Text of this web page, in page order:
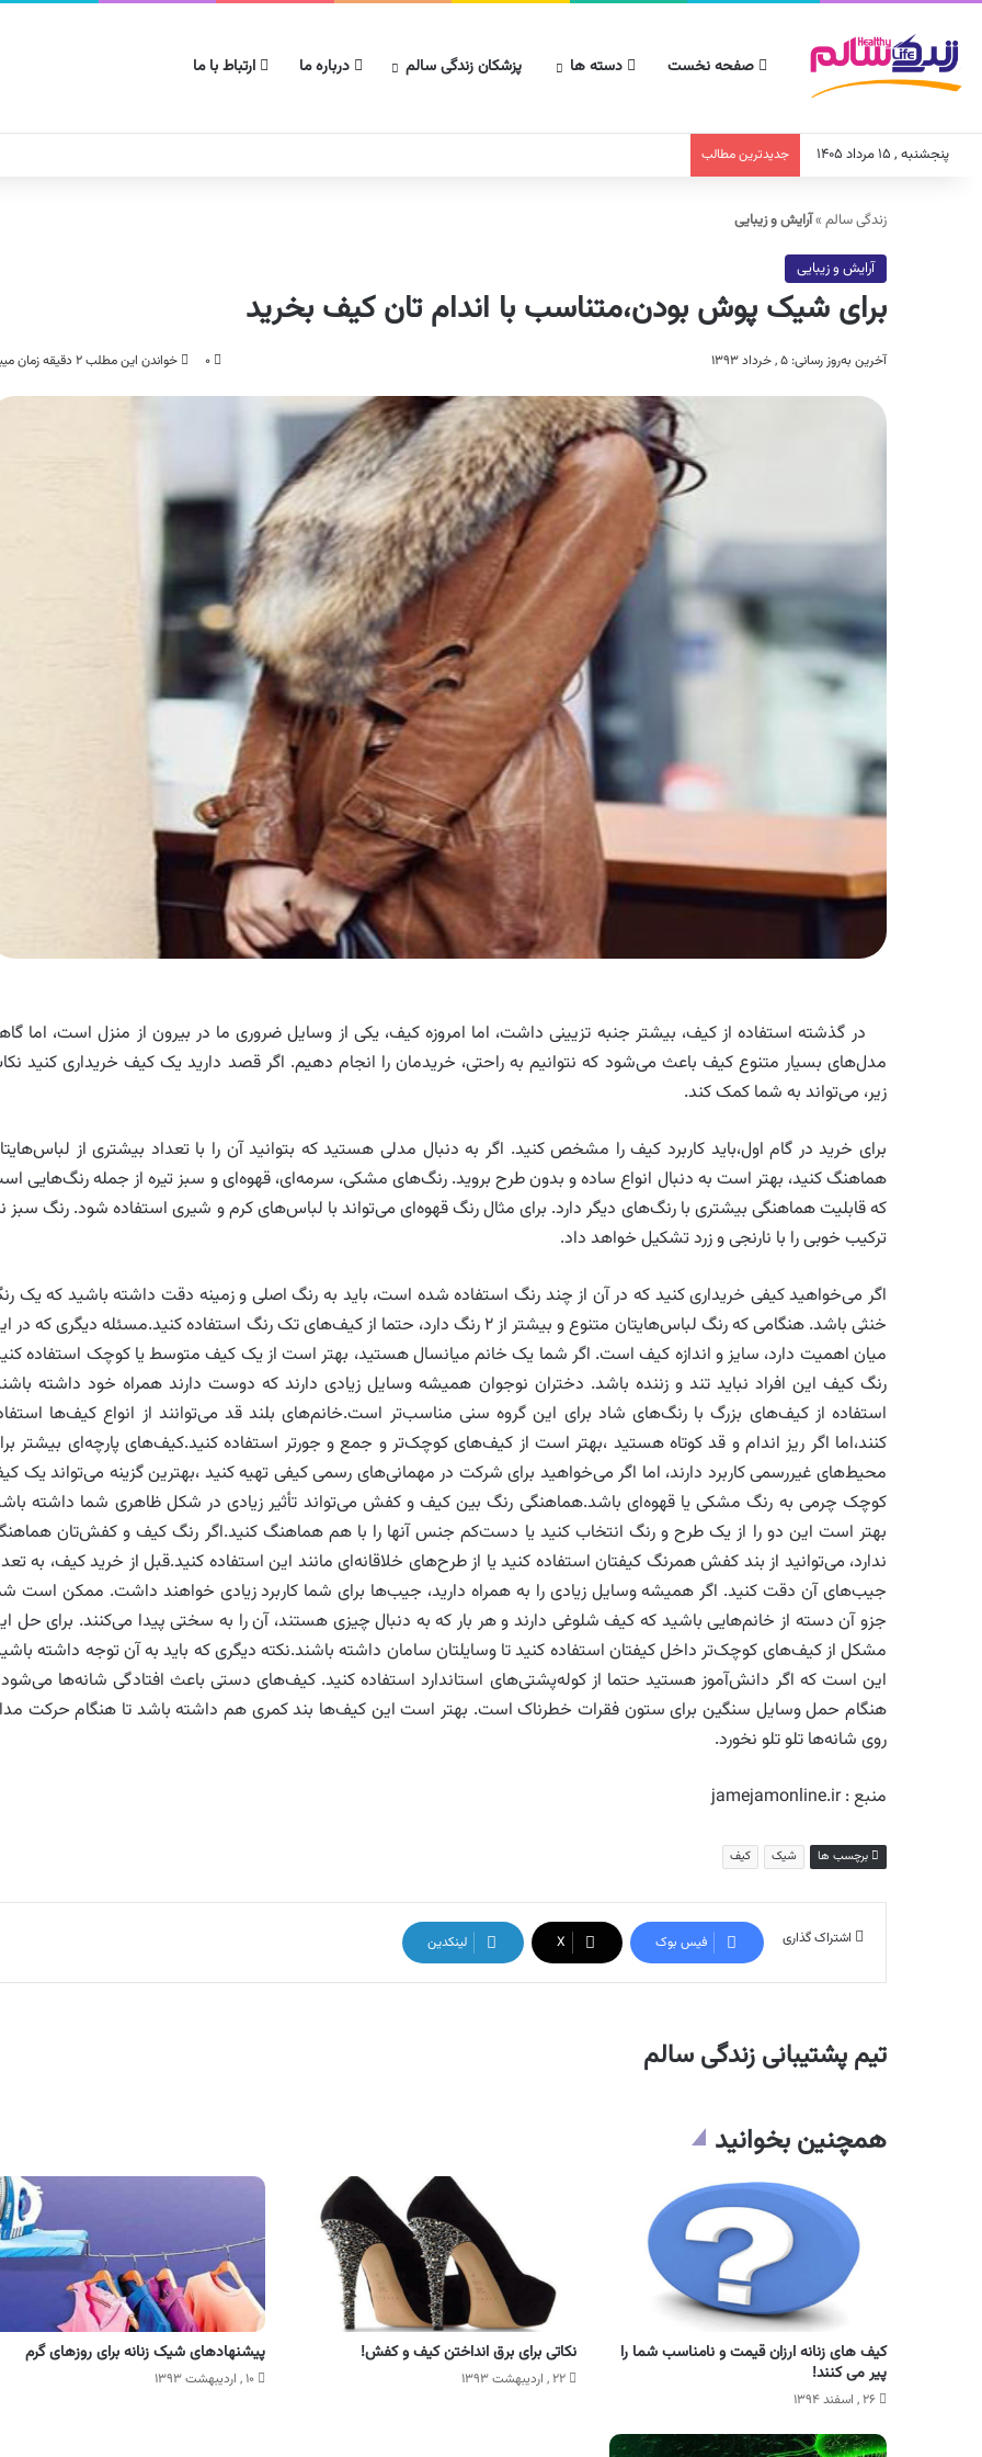
صفحه نخست دسته ها پزشکان زندگی سالم درباره ما ارتباط با ما
پنجشنبه , ۱۵ مرداد ۱۴۰۵ جدیدترین مطالب
زندگی سالم »آرایش و زیبایی
آرایش و زیبایی
برای شیک پوش بودن،متناسب با اندام تان کیف بخرید
آخرین به‌روز رسانی: ۵ , خرداد ۱۳۹۳ ۰ خواندن این مطلب ۲ دقیقه زمان میبرد
در گذشته استفاده از کیف، بیشتر جنبه تزیینی داشت، اما امروزه کیف، یکی از وسایل ضروری ما در بیرون از منزل است، اما
مدل‌های بسیار متنوع کیف باعث می‌شود که نتوانیم به راحتی، خریدمان را انجام دهیم. اگر قصد دارید یک کیف خریداری کنید
زیر، می‌تواند به شما کمک کند.
برای خرید در گام اول،باید کاربرد کیف را مشخص کنید. اگر به دنبال مدلی هستید که بتوانید آن را با تعداد بیشتری از
هماهنگ کنید، بهتر است به دنبال انواع ساده و بدون طرح بروید. رنگ‌های مشکی، سرمه‌ای، قهوه‌ای و سبز تیره از جمله رنگ‌هایی
که قابلیت هماهنگی بیشتری با رنگ‌های دیگر دارد. برای مثال رنگ قهوه‌ای می‌تواند با لباس‌های کرم و شیری استفاده شود. رنگ سبز
ترکیب خوبی را با نارنجی و زرد تشکیل خواهد داد.
اگر می‌خواهید کیفی خریداری کنید که در آن از چند رنگ استفاده شده است، باید به رنگ اصلی و زمینه دقت داشته باشید که یک
خنثی باشد. هنگامی که رنگ لباس‌هایتان متنوع و بیشتر از ۲ رنگ دارد، حتما از کیف‌های تک‌ رنگ استفاده کنید.مسئله دیگری که
میان اهمیت دارد، سایز و اندازه کیف است. اگر شما یک خانم میانسال هستید، بهتر است از یک کیف متوسط یا کوچک استفاده
رنگ کیف این افراد نباید تند و زننده باشد. دختران نوجوان همیشه وسایل زیادی دارند که دوست دارند همراه خود داشته
استفاده از کیف‌های بزرگ با رنگ‌های شاد برای این گروه سنی مناسب‌تر است.خانم‌های بلند‌ قد می‌توانند از انواع کیف‌ها
کنند،اما اگر ریز اندام و قد کوتاه هستید ،بهتر است از کیف‌های کوچک‌تر و جمع و جورتر استفاده کنید.کیف‌های پارچه‌ای بیشتر
محیط‌های غیررسمی کاربرد دارند، اما اگر می‌خواهید برای شرکت در مهمانی‌های رسمی کیفی تهیه کنید ،بهترین گزینه می‌تواند یک
کوچک چرمی به رنگ مشکی یا قهوه‌ای باشد.هماهنگی رنگ بین کیف و کفش می‌تواند تأثیر زیادی در شکل ظاهری شما داشته
بهتر است این دو را از یک طرح و رنگ انتخاب کنید یا دست‌کم جنس آنها را با هم هماهنگ کنید.اگر رنگ کیف و کفش‌تان
ندارد، می‌توانید از بند کفش همرنگ کیفتان استفاده کنید یا از طرح‌های خلاقانه‌ای مانند این استفاده کنید.قبل از خرید کیف، به
جیب‌های آن دقت کنید. اگر همیشه وسایل زیادی را به همراه دارید، جیب‌ها برای شما کاربرد زیادی خواهند داشت. ممکن است
جزو آن دسته از خانم‌هایی باشید که کیف شلوغی دارند و هر بار که به دنبال چیزی هستند، آن را به سختی پیدا می‌کنند. برای حل
مشکل از کیف‌های کوچک‌تر داخل کیفتان استفاده کنید تا وسایلتان سامان داشته باشند.نکته دیگری که باید به آن توجه داشته
این است که اگر دانش‌آموز هستید حتما از کوله‌پشتی‌های استاندارد استفاده کنید. کیف‌های دستی باعث افتادگی شانه‌ها
هنگام حمل وسایل سنگین برای ستون فقرات خطرناک است. بهتر است این کیف‌ها بند کمری هم داشته باشد تا هنگام حرکت
روی شانه‌ها تلو تلو نخورد.
منبع : jamejamonline.ir
برچسب ها شیک کیف
اشتراک گذاری فیس بوک X لینکدین
تیم پشتیبانی زندگی سالم
همچنین بخوانید
کیف های زنانه ارزان قیمت و نامناسب شما را
پیر می کنند!
۲۶ , اسفند ۱۳۹۴
نکاتی برای برق انداختن کیف و کفش!
۲۲ , اردیبهشت ۱۳۹۳
پیشنهادهای شیک زنانه برای روزهای گرم
۱۰ , اردیبهشت ۱۳۹۳